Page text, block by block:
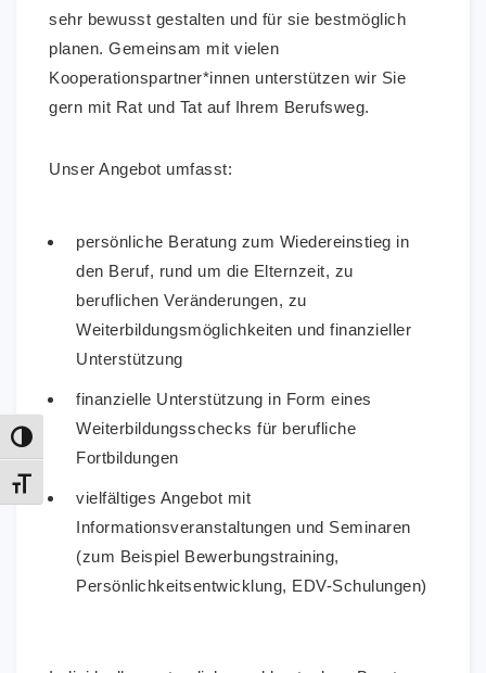
Umschalten auf hohe Kontraste
Schrift vergrößern
sehr bewusst gestalten und für sie bestmöglich
planen. Gemeinsam mit vielen
Kooperationspartner*innen unterstützen wir Sie
gern mit Rat und Tat auf Ihrem Berufsweg.
Unser Angebot umfasst:
persönliche Beratung zum Wiedereinstieg in
den Beruf, rund um die Elternzeit, zu
beruflichen Veränderungen, zu
Weiterbildungsmöglichkeiten und finanzieller
Unterstützung
finanzielle Unterstützung in Form eines
Weiterbildungsschecks für berufliche
Fortbildungen
vielfältiges Angebot mit
Informationsveranstaltungen und Seminaren
(zum Beispiel Bewerbungstraining,
Persönlichkeitsentwicklung, EDV-Schulungen)